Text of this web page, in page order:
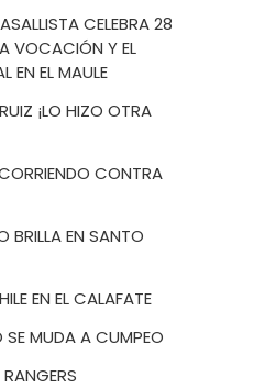
CELEBRA 28
VOCACIÓN Y EL
EN EL MAULE
¡LO HIZO OTRA
CONTRA
BRILLA EN SANTO
EN EL CALAFATE
SE MUDA A CUMPEO